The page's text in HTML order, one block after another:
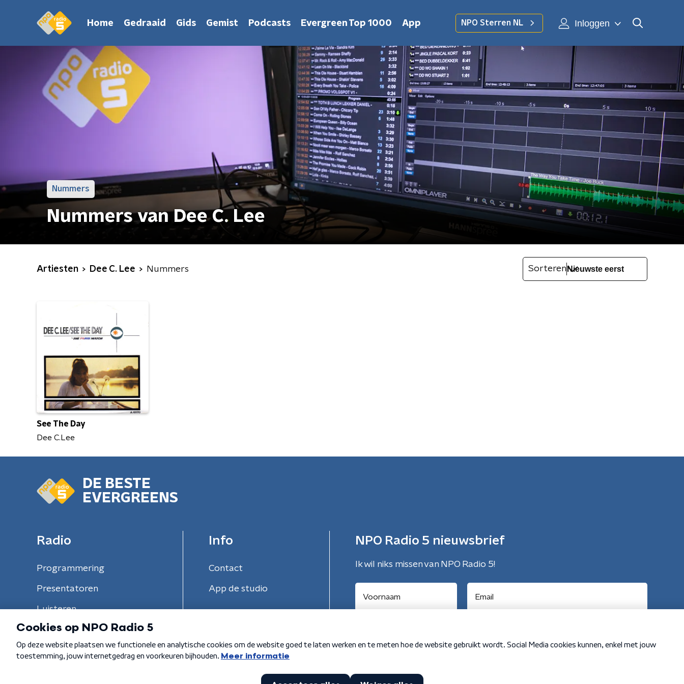
Home Gedraaid Gids Gemist Podcasts Evergreen Top 1000 App NPO Sterren NL Inloggen
Nummers
Nummers van Dee C. Lee
Artiesten Dee C. Lee Nummers Sorteren
See The Day
Dee C.Lee
DE BESTE
EVERGREENS
Radio
Programmering
Presentatoren
Luisteren
Info
Contact
App de studio
NPO Radio 5 nieuwsbrief
Ik wil niks missen van NPO Radio 5!
Algemene voorwaarden Privacybeleid